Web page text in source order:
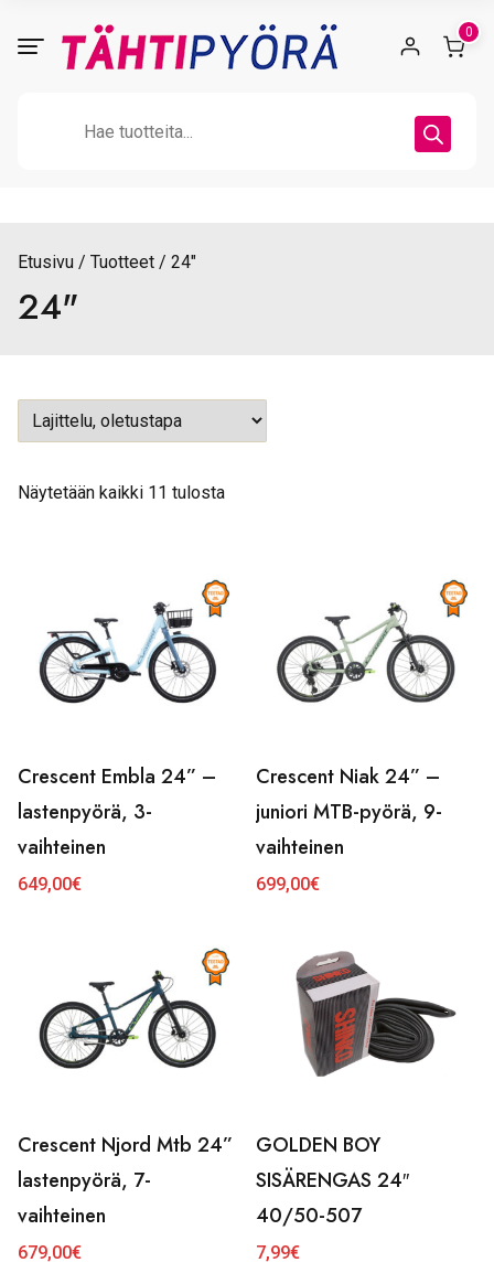
0
Etusivu Tuotteet 24"
24"
Näytetään kaikki 11 tulosta
Crescent Embla 24” –
lastenpyörä, 3-
vaihteinen
649,00€
Crescent Niak 24” –
juniori MTB-pyörä, 9-
vaihteinen
699,00€
Crescent Njord Mtb 24”
lastenpyörä, 7-
vaihteinen
679,00€
GOLDEN BOY
SISÄRENGAS 24″
40/50-507
7,99€